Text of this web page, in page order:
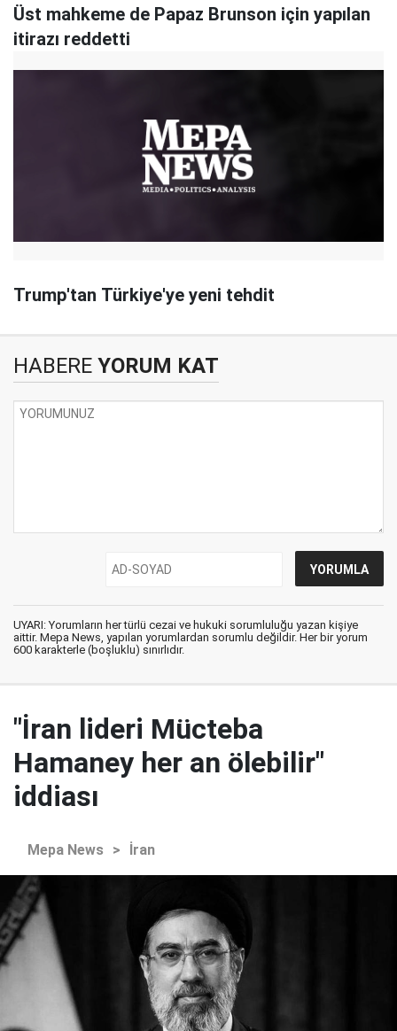
Üst mahkeme de Papaz Brunson için yapılan
itirazı reddetti
Trump'tan Türkiye'ye yeni tehdit
HABERE YORUM KAT
UYARI: Yorumların her türlü cezai ve hukuki sorumluluğu yazan kişiye
aittir. Mepa News, yapılan yorumlardan sorumlu değildir. Her bir yorum
600 karakterle (boşluklu) sınırlıdır.
"İran lideri Mücteba
Hamaney her an ölebilir"
iddiası
Mepa News > İran